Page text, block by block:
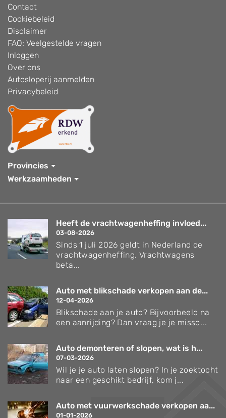
Contact
Cookiebeleid
Disclaimer
FAQ: Veelgestelde vragen
Inloggen
Over ons
Autosloperij aanmelden
Privacybeleid
Provincies
Werkzaamheden
Heeft de vrachtwagenheffing invloed...
03-08-2026
Sinds 1 juli 2026 geldt in Nederland de
vrachtwagenheffing. Vrachtwagens
beta...
Auto met blikschade verkopen aan de...
12-04-2026
Blikschade aan je auto? Bijvoorbeeld na
een aanrijding? Dan vraag je je missc...
Auto demonteren of slopen, wat is h...
07-03-2026
Wil je je auto laten slopen? In je zoektocht
naar een geschikt bedrijf, kom j...
Auto met vuurwerkschade verkopen aa...
01-01-2026